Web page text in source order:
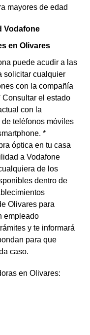
mayores de edad
Vodafone
en Olivares
puede acudir a las
solicitar cualquier
con la compañía
Consultar el estado
con la
teléfonos móviles
*
óptica en tu casa
a Vodafone
de los
dentro de
Olivares para
empleado
y te informará
para que
caso.
en Olivares: